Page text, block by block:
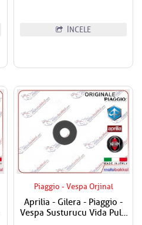
İNCELE
Piaggio - Vespa Orjinal
Aprilia - Gilera - Piaggio -
Vespa Susturucu Vida Pulu